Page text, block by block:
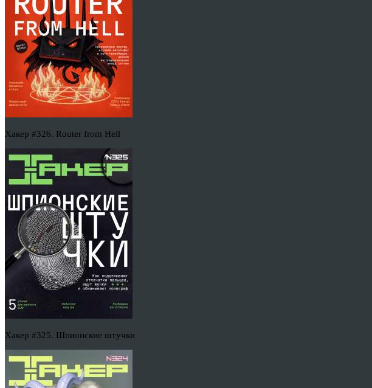
Хакер #326. Router from Hell
Хакер #325. Шпионские штучки